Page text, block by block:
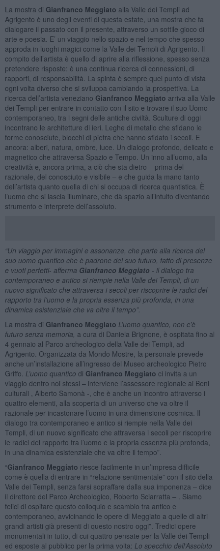
La mostra di Gianfranco Meggiato alla Valle dei Templi ad
Agrigento è uno degli eventi di questa estate, una mostra che fa
dialogare il passato con il presente, attraverso un sottile gioco di
arte e poesia. E’ un viaggio nello spazio e nel tempo che spesso
approda in luoghi magici come la Valle dei Templi di Agrigento. Il
compito dell’artista è quello di aprire alla riflessione, spesso senza
pretendere risposte: è una continua ricerca di connessioni, di
rapporti, di responsabilità. La spinta è sempre quel punto di vista
ogni volta diverso che si sviluppa cambiando la prospettiva. La
ricerca dell’artista veneziano Gianfranco Meggiato arriva alla Valle
dei Templi per entrare in contatto con il sito e trovare il suo Uomo
contemporaneo, tra i segni delle antiche civiltà. Sculture di oggi
incontrano le architetture di ieri. Leghe di metallo che sfidano le
forme conosciute, blocchi di pietra che hanno sfidato i secoli. E
ancora: alberi, natura, ombre, luce. Un dialogo profondo, delicato e
magnetico che attraversa Spazio e Tempo. Un inno all’uomo, alla
creatività e, ancora prima, a ciò che sta dietro – prima del
razionale, del conosciuto e visibile – e che guida la mano tanto
dell’artista quanto quella di chi si occupa di ricerca quantistica. È
l’uomo che si lascia illuminare, che dà spazio all’intuito diventando
strumento e interprete dell’assoluto.
“Un viaggio per immagini e assonanze, che parte alla ricerca del
suo uomo quantico che è padrone del suo futuro, fatto di presenze
e vuoti perfetti- afferma Gianfranco Meggiato - il dialogo tra
contemporaneo e antico si riempie nella Valle dei Templi, di un
nuovo significato che attraversa i secoli per riscoprire le radici del
rapporto tra l’uomo e la propria essenza più profonda, in una
dinamica esistenziale che va oltre il tempo”.
La mostra di Gianfranco Meggiato L’uomo quantico, non c’è
futuro senza memoria, a cura di Daniela Brignone, è ospitata fino al
4 gennaio al Parco archeologico della Valle dei Templi, ad
Agrigento. Organizzata da Mondo Mostre, la personale prevede
anche un’installazione all’ingresso del Museo archeologico Pietro
Griffo. L’uomo quantico di Gianfranco Meggiato ci invita a un
viaggio dentro noi stessi – interviene l’assessore regionale ai Beni
culturali , Alberto Samonà -, che è anche un incontro attraverso i
quattro elementi, alla scoperta di un universo che va oltre il
razionale per incastonare l’uomo in una dimensione cosmica. Il
dialogo tra contemporaneo e antico si riempie nella Valle dei
Templi, di un nuovo significato che attraversa i secoli per riscoprire
le radici del rapporto tra l’uomo e la propria essenza più profonda,
in una dinamica esistenziale che va oltre il tempo”.
“Gianfranco Meggiato riesce facilmente in un’impresa difficile
come è quella di entrare in “relazione sentimentale” con il sito della
Valle dei Templi, senza farsi sopraffare dalla sua imponenza – dice
il direttore del Parco Archeologico, Roberto Sciarratta – . Siamo
felici di ospitare questo colloquio e scambio tra antico e
contemporaneo, avvicinando le opere di Meggiato a quelle di altri
grandi artisti già presenti di questo nostro oggi”. Tredici opere
monumentali in tutto, di cui quattro pensate per la Valle dei Templi
ed esposte al pubblico per la prima volta: Lo specchio dell’Assoluto